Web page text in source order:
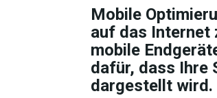
Mobile
auf das Internet
mobile
dafür, dass Ihre
dargestellt wird.